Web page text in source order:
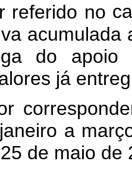
no
do apoio
já
a
de maio